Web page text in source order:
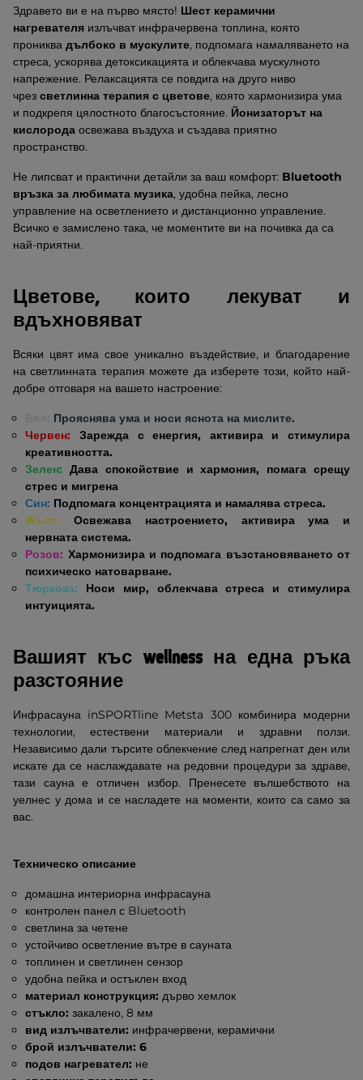
Здравето ви е на първо място! Шест керамични
нагревателя излъчват инфрачервена топлина, която
прониква дълбоко в мускулите, подпомага намаляването на
стреса, ускорява детоксикацията и облекчава мускулното
напрежение. Релаксацията се повдига на друго ниво
чрез светлинна терапия с цветове, която хармонизира ума
и подкрепя цялостното благосъстояние. Йонизаторът на
кислорода освежава въздуха и създава приятно
пространство.
Не липсват и практични детайли за ваш комфорт: Bluetooth
връзка за любимата музика, удобна пейка, лесно
управление на осветлението и дистанционно управление.
Всичко е замислено така, че моментите ви на почивка да са
най-приятни.
Цветове, които лекуват и
вдъхновяват
Всяки цвят има свое уникално въздействие, и благодарение
на светлинната терапия можете да изберете този, който най-
добре отговаря на вашето настроение:
Прояснява ума и носи яснота на мислите.
Червен: Зарежда с енергия, активира и стимулира
креативността.
Зелен:Дава спокойствие и хармония, помага срещу
стрес и мигрена
Син: Подпомага концентрацията и намалява стреса.
Жълт:Освежава настроението, активира ума и
нервната система.
Розов: Хармонизира и подпомага възстановяването от
психическо натоварване.
Тюркоаз: Носи мир, облекчава стреса и стимулира
интуицията.
Вашият къс wellness на една ръка
разстояние
Инфрасауна inSPORTline Metsta 300 комбинира модерни
технологии, естествени материали и здравни ползи.
Независимо дали търсите облекчение след напрегнат ден или
искате да се наслаждавате на редовни процедури за здраве,
тази сауна е отличен избор. Пренесете вълшебството на
уелнес у дома и се насладете на моменти, които са само за
вас.
Техническо описание
домашна интериорна инфрасауна
контролен панел с Bluetooth
светлина за четене
устойчиво осветление вътре в сауната
топлинен и светлинен сензор
удобна пейка и остъклен вход
материал конструкция: дърво хемлок
стъкло:закалено, 8 мм
вид излъчватели: инфрачервени, керамични
брой излъчватели: 6
подов нагревател: не